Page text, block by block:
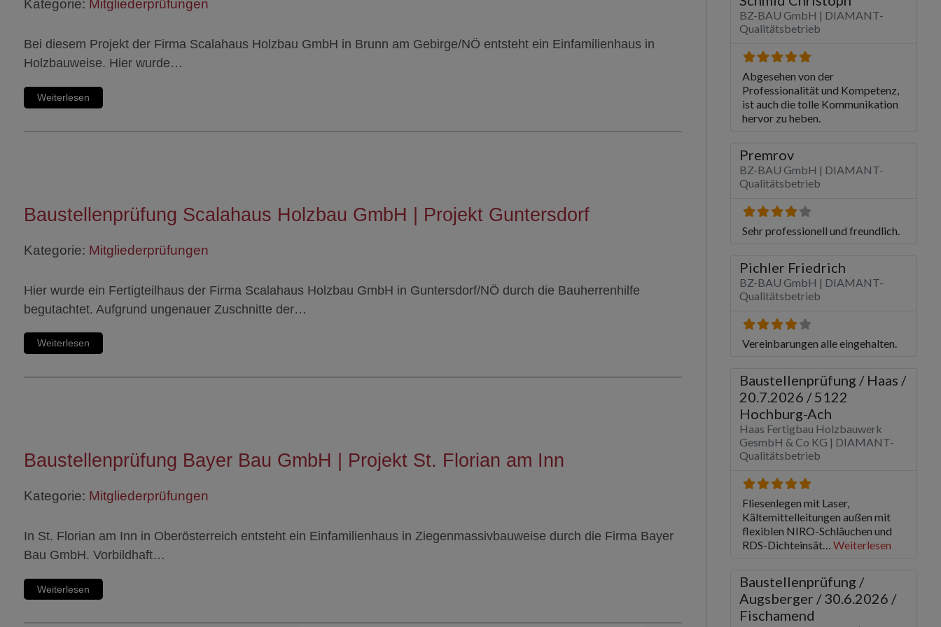
Kategorie: Mitgliederprüfungen
Bei diesem Projekt der Firma Scalahaus Holzbau GmbH in Brunn am Gebirge/NÖ entsteht ein Einfamilienhaus in
Holzbauweise. Hier wurde…
Weiterlesen
Baustellenprüfung Scalahaus Holzbau GmbH | Projekt Guntersdorf
Kategorie: Mitgliederprüfungen
Hier wurde ein Fertigteilhaus der Firma Scalahaus Holzbau GmbH in Guntersdorf/NÖ durch die Bauherrenhilfe
begutachtet. Aufgrund ungenauer Zuschnitte der…
Weiterlesen
Baustellenprüfung Bayer Bau GmbH | Projekt St. Florian am Inn
Kategorie: Mitgliederprüfungen
In St. Florian am Inn in Oberösterreich entsteht ein Einfamilienhaus in Ziegenmassivbauweise durch die Firma Bayer
Bau GmbH. Vorbildhaft…
Weiterlesen